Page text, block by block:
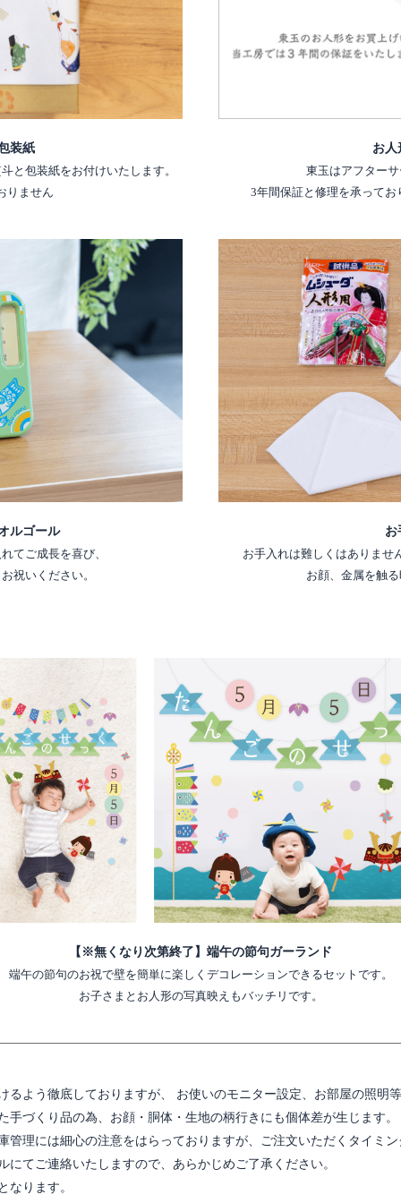
装紙
と包装紙をお付けいたします。
りません
お人
東玉はアフター
3年間保証と修理を承って
ルゴール
てご成長を喜び、
祝いください。
お
お手入れは難しくはありませ
お顔、金属を触
【※無くなり次第終了】端午の節句ガーランド
端午の節句のお祝で壁を簡単に楽しくデコレーションできるセットです。
お子さまとお人形の写真映えもバッチリです。
るよう徹底しておりますが、 お使いのモニター設定、お部屋の照明
手づくり品の為、お顔・胴体・生地の柄行きにも個体差が生じます。
管理には細心の注意をはらっておりますが、ご注文いただくタイミ
てご連絡いたしますので、あらかじめご了承ください。
なります。